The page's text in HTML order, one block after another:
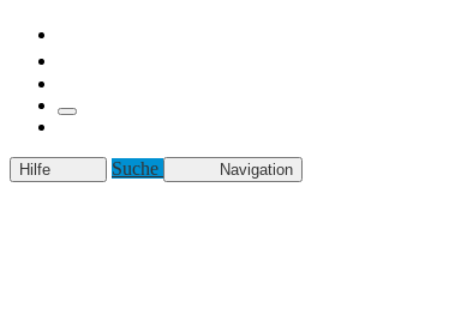
Hilfe Suche Navigation